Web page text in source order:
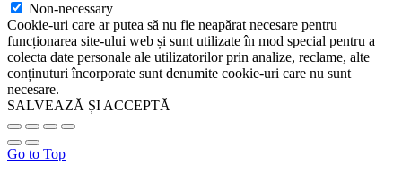
Non-necessary
Cookie-uri care ar putea să nu fie neapărat necesare pentru
funcționarea site-ului web și sunt utilizate în mod special pentru a
colecta date personale ale utilizatorilor prin analize, reclame, alte
conținuturi încorporate sunt denumite cookie-uri care nu sunt
necesare.
SALVEAZĂ ȘI ACCEPTĂ
Go to Top